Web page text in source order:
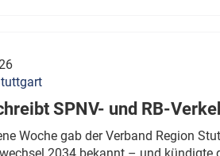
SPNV- und RB-
Woche gab der Verband Region